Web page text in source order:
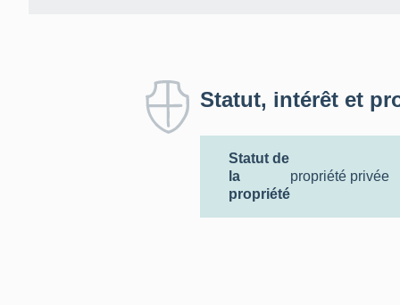
Statut, intérêt et
Statut de
la
propriété
propriété privée